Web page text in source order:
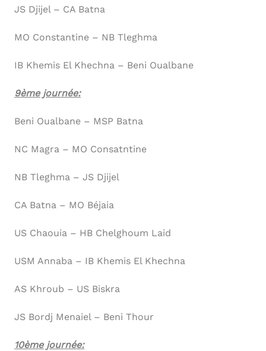
JS Djijel – CA Batna
MO Constantine – NB Tleghma
IB Khemis El Khechna – Beni Oualbane
9ème journée:
Beni Oualbane – MSP Batna
NC Magra – MO Consatntine
NB Tleghma – JS Djijel
CA Batna – MO Béjaia
US Chaouia – HB Chelghoum Laid
USM Annaba – IB Khemis El Khechna
AS Khroub – US Biskra
JS Bordj Menaiel – Beni Thour
10ème journée: